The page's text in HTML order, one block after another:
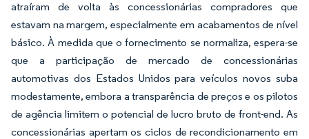
atraíram de volta às concessionárias compradores que
estavam na margem, especialmente em acabamentos de nível
básico. À medida que o fornecimento se normaliza, espera-se
que a participação de mercado de concessionárias
automotivas dos Estados Unidos para veículos novos suba
modestamente, embora a transparência de preços e os pilotos
de agência limitem o potencial de lucro bruto de front-end. As
concessionárias apertam os ciclos de recondicionamento em